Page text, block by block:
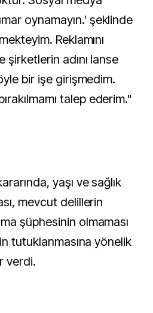
oynamayın.' şeklinde
Reklamını
adını lanse
bir işe girişmedim.
talep ederim."
yaşı ve sağlık
mevcut delillerin
şüphesinin olmaması
tutuklanmasına yönelik
verdi.